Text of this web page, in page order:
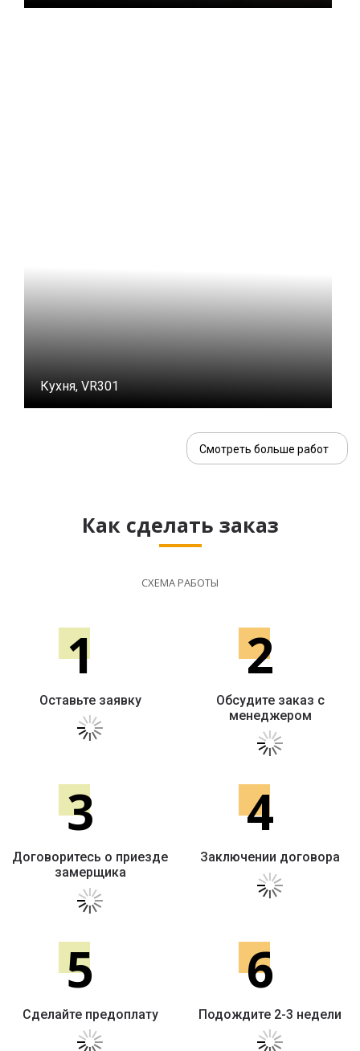
Кухня, VR301
Смотреть больше работ
Как сделать заказ
СХЕМА РАБОТЫ
1
Оставьте заявку
2
Обсудите заказ с
менеджером
3
Договоритесь о приезде
замерщика
4
Заключении договора
5
Сделайте предоплату
6
Подождите 2-3 недели